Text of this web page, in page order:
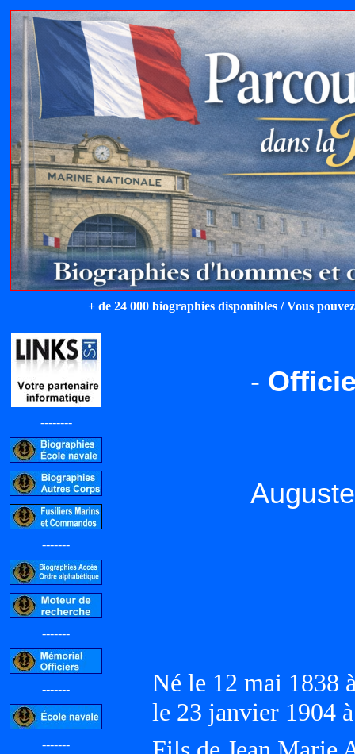
+ de 24 000 biographies disponibles / Vous
--------
-------
-------
-------
-------
-
Né le 12 mai 1838
le 23 janvier 1904